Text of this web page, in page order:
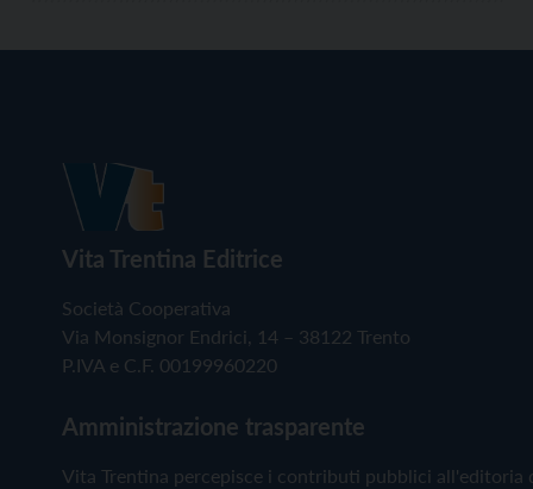
Vita Trentina Editrice
Società Cooperativa
Via Monsignor Endrici, 14 – 38122 Trento
P.IVA e C.F. 00199960220
Amministrazione trasparente
Vita Trentina percepisce i contributi pubblici all'editoria